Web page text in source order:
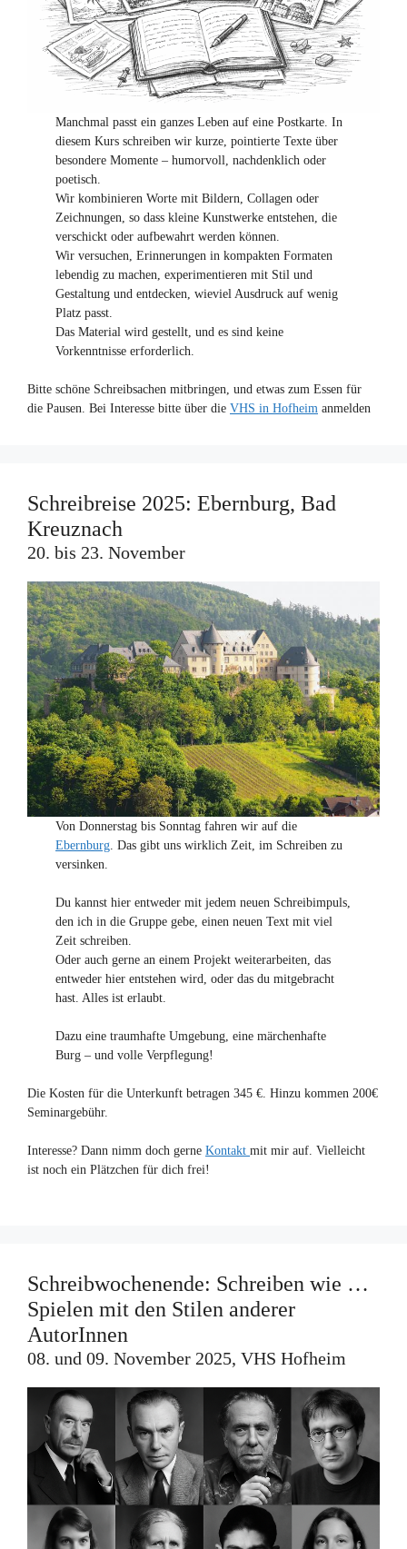
Manchmal passt ein ganzes Leben auf eine Postkarte. In
diesem Kurs schreiben wir kurze, pointierte Texte über
besondere Momente – humorvoll, nachdenklich oder
poetisch.
Wir kombinieren Worte mit Bildern, Collagen oder
Zeichnungen, so dass kleine Kunstwerke entstehen, die
verschickt oder aufbewahrt werden können.
Wir versuchen, Erinnerungen in kompakten Formaten
lebendig zu machen, experimentieren mit Stil und
Gestaltung und entdecken, wieviel Ausdruck auf wenig
Platz passt.
Das Material wird gestellt, und es sind keine
Vorkenntnisse erforderlich.
Bitte schöne Schreibsachen mitbringen, und etwas zum Essen für
die Pausen. Bei Interesse bitte über die VHS in Hofheim anmelden
Schreibreise 2025: Ebernburg, Bad
Kreuznach
20. bis 23. November
Von Donnerstag bis Sonntag fahren wir auf die
Ebernburg . Das gibt uns wirklich Zeit, im Schreiben zu
versinken.
Du kannst hier entweder mit jedem neuen Schreibimpuls,
den ich in die Gruppe gebe, einen neuen Text mit viel
Zeit schreiben.
Oder auch gerne an einem Projekt weiterarbeiten, das
entweder hier entstehen wird, oder das du mitgebracht
hast. Alles ist erlaubt.
Dazu eine traumhafte Umgebung, eine märchenhafte
Burg – und volle Verpflegung!
Die Kosten für die Unterkunft betragen 345 €. Hinzu kommen 200€
Seminargebühr.
Interesse? Dann nimm doch gerne Kontakt mit mir auf. Vielleicht
ist noch ein Plätzchen für dich frei!
Schreibwochenende: Schreiben wie …
Spielen mit den Stilen anderer
AutorInnen
08. und 09. November 2025, VHS Hofheim